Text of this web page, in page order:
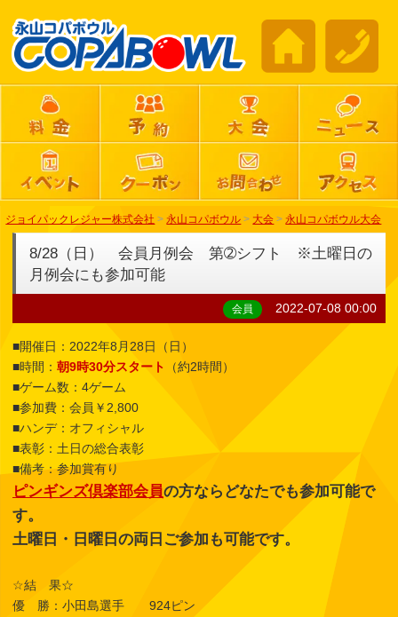
ジョイパックレジャー株式会社 > 永山コパボウル > 大会 > 永山コパボウル大会
8/28（日） 会員月例会 第➁シフト ※土曜日の
月例会にも参加可能
会員 2022-07-08 00:00
■開催日：2022年8月28日（日）
■時間： 朝9時30分スタート
（約2時間）
■ゲーム数：4ゲーム
■参加費：会員￥2,800
■ハンデ：オフィシャル
■表彰：土日の総合表彰
■備考：参加賞有り
ピンギンズ倶楽部会員の方ならどなたでも参加可能で
す。
土曜日・日曜日の両日ご参加も可能です。
☆結 果☆
優 勝：小田島選手 924ピン